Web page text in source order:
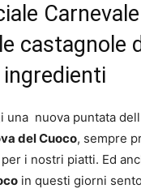
castagnole
una nuova puntata
del Cuoco, sempre
i nostri piatti. Ed
in questi giorni